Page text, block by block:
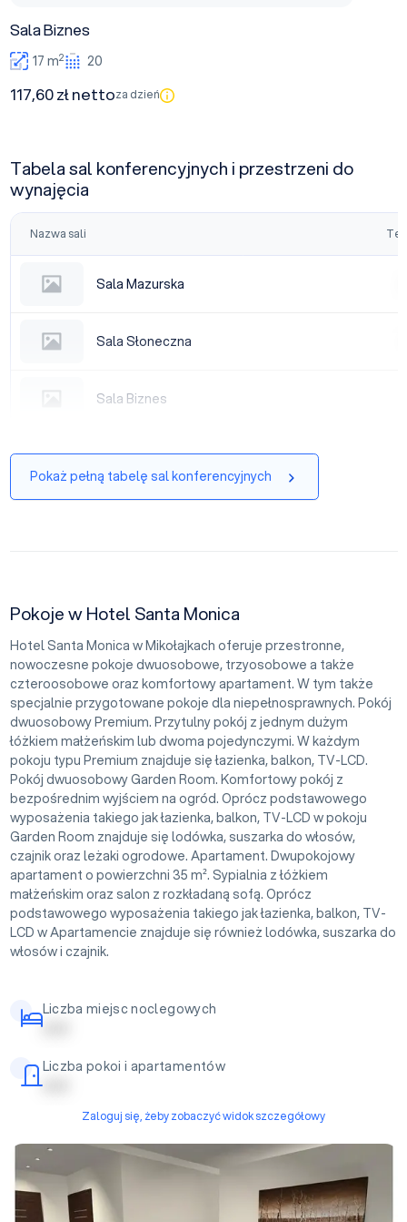
Sala Biznes
17 m2 20
117,60 zł nettoza dzień
Tabela sal konferencyjnych i przestrzeni do
wynajęcia
Nazwa sali
Sala Mazurska
Sala Mazurska
Sala Słoneczna
Sala Słoneczna
Sala Biznes
Pokaż pełną tabelę sal konferencyjnych
Pokoje w Hotel Santa Monica
Hotel Santa Monica w Mikołajkach oferuje przestronne,
nowoczesne pokoje dwuosobowe, trzyosobowe a także
czteroosobowe oraz komfortowy apartament. W tym także
specjalnie przygotowane pokoje dla niepełnosprawnych. Pokój
dwuosobowy Premium. Przytulny pokój z jednym dużym
łóżkiem małżeńskim lub dwoma pojedynczymi. W każdym
pokoju typu Premium znajduje się łazienka, balkon, TV-LCD.
Pokój dwuosobowy Garden Room. Komfortowy pokój z
bezpośrednim wyjściem na ogród. Oprócz podstawowego
wyposażenia takiego jak łazienka, balkon, TV-LCD w pokoju
Garden Room znajduje się lodówka, suszarka do włosów,
czajnik oraz leżaki ogrodowe. Apartament. Dwupokojowy
apartament o powierzchni 35 m². Sypialnia z łóżkiem
małżeńskim oraz salon z rozkładaną sofą. Oprócz
podstawowego wyposażenia takiego jak łazienka, balkon, TV-
LCD w Apartamencie znajduje się również lodówka, suszarka do
włosów i czajnik.
Liczba miejsc noclegowych
| | | | |
Liczba pokoi i apartamentów
| | | | |
Zaloguj się, żeby zobaczyć widok szczegółowy